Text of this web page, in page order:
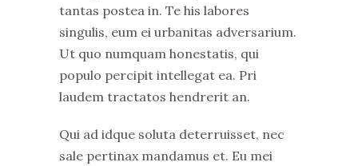
tantas postea in. Te his labores
singulis, eum ei urbanitas adversarium.
Ut quo numquam honestatis, qui
populo percipit intellegat ea. Pri
laudem tractatos hendrerit an.
Qui ad idque soluta deterruisset, nec
sale pertinax mandamus et. Eu mei